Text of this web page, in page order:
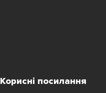
Корисні посилання